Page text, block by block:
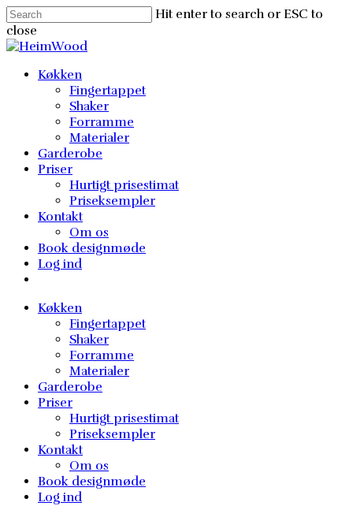
Skip
to
main
Hit enter to search or ESC to
close
Close
MenuKøkken
Fingertappet
Shaker
Forramme
Materialer
Garderobe
Priser
Hurtigt prisestimat
Priseksempler
Kontakt
Om os
Book designmøde
Log ind
Køkken
Fingertappet
Shaker
Forramme
Materialer
Garderobe
Priser
Hurtigt prisestimat
Priseksempler
Kontakt
Om os
Book designmøde
Log ind